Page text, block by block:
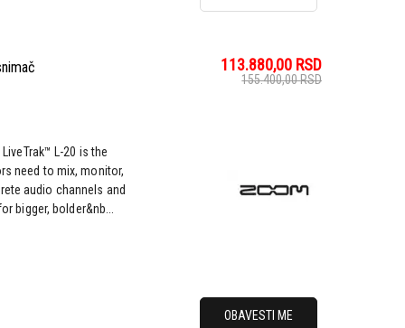
113.880,00 RSD
155.400,00RSD
LiveTrak™ L-20 is the
need to mix, monitor,
audio channels and
bigger, bolder&nb...
OBAVESTI ME